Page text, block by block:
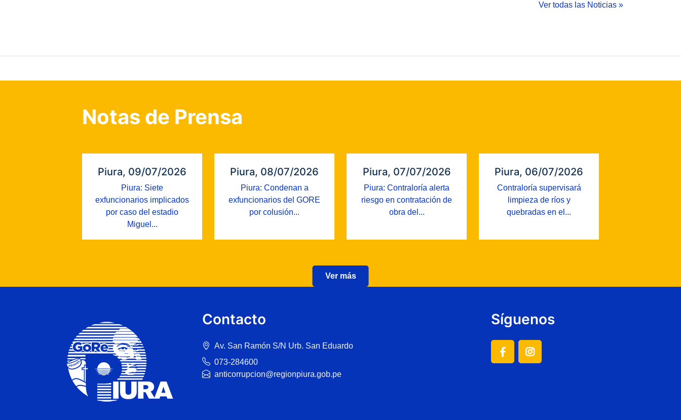
Ver todas las Noticias »
Notas de Prensa
Piura, 09/07/2026
Piura: Siete
exfuncionarios implicados
por caso del estadio
Miguel...
Piura, 08/07/2026
Piura: Condenan a
exfuncionarios del GORE
por colusión...
Piura, 07/07/2026
Piura: Contraloría alerta
riesgo en contratación de
obra del...
Piura, 06/07/2026
Contraloría supervisará
limpieza de ríos y
quebradas en el...
Ver más
Contacto
Av. San Ramón S/N Urb. San Eduardo
073-284600
anticorrupcion@regionpiura.gob.pe
Síguenos